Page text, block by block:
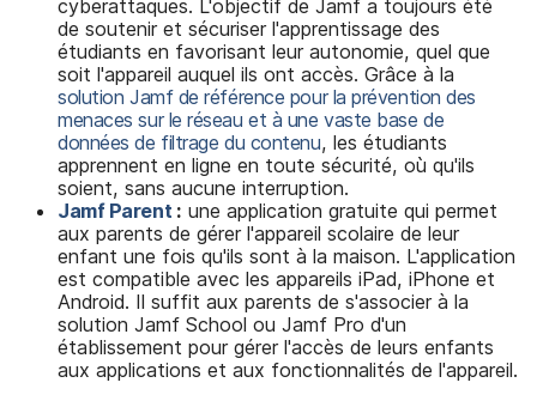
cyberattaques. L'objectif de Jamf a toujours été
de soutenir et sécuriser l'apprentissage des
étudiants en favorisant leur autonomie, quel que
soit l'appareil auquel ils ont accès. Grâce à la
solution Jamf de référence pour la prévention des
menaces sur le réseau et à une vaste base de
données de filtrage du contenu, les étudiants
apprennent en ligne en toute sécurité, où qu'ils
soient, sans aucune interruption.
Jamf Parent : une application gratuite qui permet
aux parents de gérer l'appareil scolaire de leur
enfant une fois qu'ils sont à la maison. L'application
est compatible avec les appareils iPad, iPhone et
Android. Il suffit aux parents de s'associer à la
solution Jamf School ou Jamf Pro d'un
établissement pour gérer l'accès de leurs enfants
aux applications et aux fonctionnalités de l'appareil.